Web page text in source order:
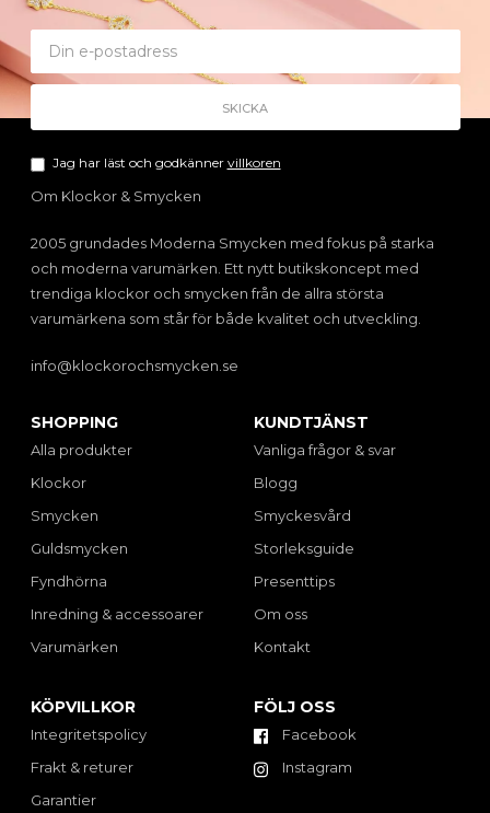
Jag har läst och godkänner villkoren
Om Klockor & Smycken
2005 grundades Moderna Smycken med fokus på starka
och moderna varumärken. Ett nytt butikskoncept med
trendiga klockor och smycken från de allra största
varumärkena som står för både kvalitet och utveckling.
info@klockorochsmycken.se
SHOPPING
Alla produkter
Klockor
Smycken
Guldsmycken
Fyndhörna
Inredning & accessoarer
Varumärken
KUNDTJÄNST
Vanliga frågor & svar
Blogg
Smyckesvård
Storleksguide
Presenttips
Om oss
Kontakt
KÖPVILLKOR
Integritetspolicy
Frakt & returer
Garantier
FÖLJ OSS
Facebook
Instagram